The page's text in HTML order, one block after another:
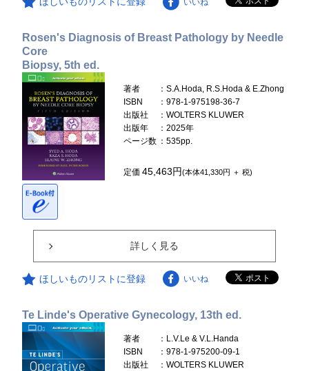
Rosen's Diagnosis of Breast Pathology by Needle
Core
Biopsy, 5th ed.
著者
：S.A.Hoda, R.S.Hoda & E.Zhong
ISBN
：978-1-975198-36-7
出版社
：WOLTERS KLUWER
出版年
：2025年
ページ数 ：535pp.
定価45,463円(本体41,330円 ＋ 税)
詳しく見る
ほしいものリストに登録 いいね
Te Linde's Operative Gynecology, 13th ed.
著者
：L.V.Le & V.L.Handa
ISBN
：978-1-975200-09-1
出版社
：WOLTERS KLUWER